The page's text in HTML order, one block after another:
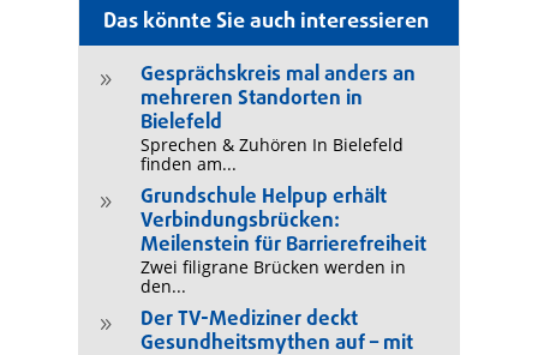
Das könnte Sie auch interessieren
9
Gesprächskreis mal anders an
mehreren Standorten in
Bielefeld
Sprechen & Zuhören In Bielefeld
finden am...
9
Grundschule Helpup erhält
Verbindungsbrücken:
Meilenstein für Barrierefreiheit
Zwei filigrane Brücken werden in
den...
9
Der TV-Mediziner deckt
Gesundheitsmythen auf – mit